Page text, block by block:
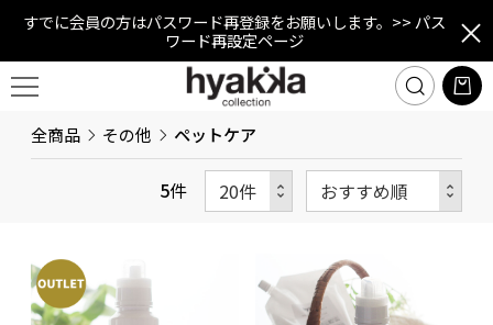
すでに会員の方はパスワード再登録をお願いします。 >> パス
ワード再設定ページ
全商品 その他 ペットケア
5件